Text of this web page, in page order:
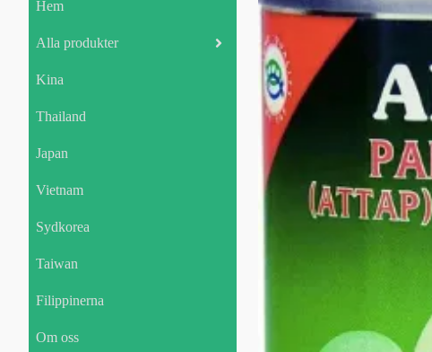
Hem
Alla produkter
Kina
Thailand
Japan
Vietnam
Sydkorea
Taiwan
Filippinerna
Om oss